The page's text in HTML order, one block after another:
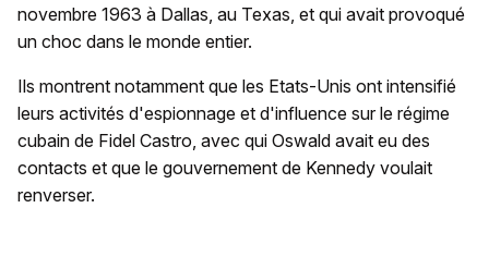
novembre 1963 à Dallas, au Texas, et qui avait provoqué
un choc dans le monde entier.
Ils montrent notamment que les Etats-Unis ont intensifié
leurs activités d'espionnage et d'influence sur le régime
cubain de Fidel Castro, avec qui Oswald avait eu des
contacts et que le gouvernement de Kennedy voulait
renverser.